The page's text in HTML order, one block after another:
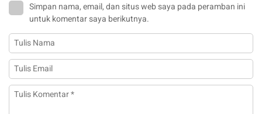
Simpan nama, email, dan situs web saya pada peramban ini
untuk komentar saya berikutnya.